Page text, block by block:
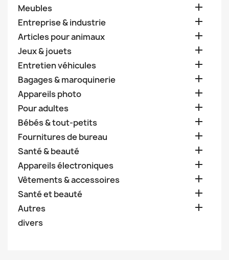
Meubles 
Entreprise & industrie 
Articles pour animaux 
Jeux & jouets 
Entretien véhicules 
Bagages & maroquinerie 
Appareils photo 
Pour adultes 
Bébés & tout-petits 
Fournitures de bureau 
Santé & beauté 
Appareils électroniques 
Vêtements & accessoires 
Santé et beauté 
Autres 
divers